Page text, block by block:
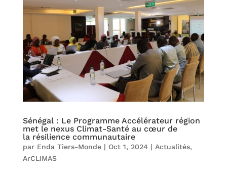
Sénégal : Le Programme Accélérateur région
met le nexus Climat-Santé au cœur de
la résilience communautaire
par Enda Tiers-Monde| Oct 1, 2024 | Actualités,
ArCLIMAS